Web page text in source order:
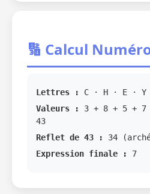
🔢 Calcul
Lettres :
C · H · E ·
Valeurs :
3 + 8 + 5 +
43
Reflet de 43 :
34
Expression finale :
7